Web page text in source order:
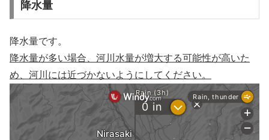
降水量
降水量です。
降水量が多い場合、河川水量が増大する可能性が高いた
め、河川には近づかないようにしてください。